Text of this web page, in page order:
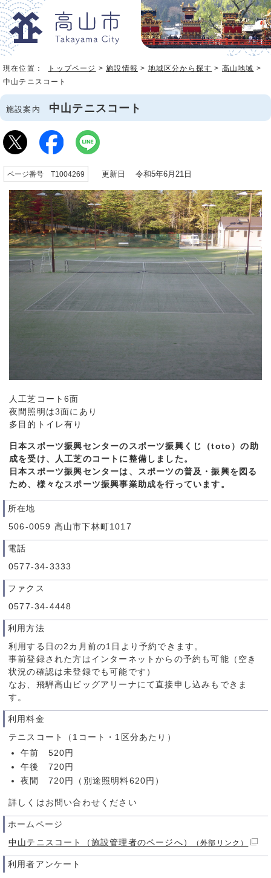
現在位置： トップページ >施設情報 > 地域区分から探す > 高山地域 >
中山テニスコート
施設案内 中山テニスコート
ページ番号 T1004269 更新日 令和5年6月21日
人工芝コート6面
夜間照明は3面にあり
多目的トイレ有り
日本スポーツ振興センターのスポーツ振興くじ（toto）の助
成を受け、人工芝のコートに整備しました。
日本スポーツ振興センターは、スポーツの普及・振興を図る
ため、様々なスポーツ振興事業助成を行っています。
所在地
506-0059 高山市下林町1017
電話
0577-34-3333
ファクス
0577-34-4448
利用方法
利用する日の2カ月前の1日より予約できます。
事前登録された方はインターネットからの予約も可能（空き
状況の確認は未登録でも可能です）
なお、飛騨高山ビッグアリーナにて直接申し込みもできま
す。
利用料金
テニスコート（1コート・1区分あたり）
午前 520円
午後 720円
夜間 720円（別途照明料620円）
詳しくはお問い合わせください
ホームページ
中山テニスコート（施設管理者のページへ）
（外部リンク）
利用者アンケート